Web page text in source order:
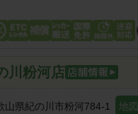
川粉河店
山県紀の川市粉河784-1 地図